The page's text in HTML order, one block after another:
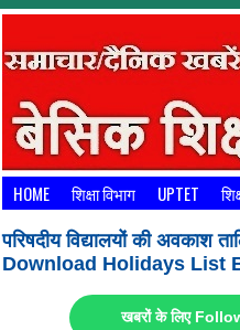
HOME शिक्षा विभाग UPTET
परिषदीय विद्यालयों की अवकाश
Download Holidays List
खबरों के लिए